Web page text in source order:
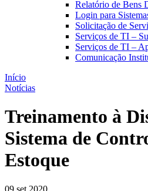
Relatório de Bens
Login para
Solicitação de
Serviços de TI –
Serviços de TI –
Comunicação
Início
Notícias
Treinamento à
Sistema de
Estoque
09 set 2020